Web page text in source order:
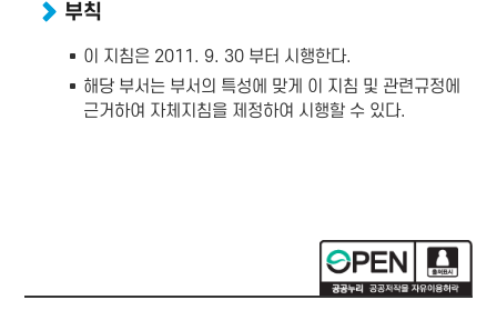
부칙
이 지침은 2011. 9. 30 부터 시행한다.
해당 부서는 부서의 특성에 맞게 이 지침 및 관련규정에
근거하여 자체지침을 제정하여 시행할 수 있다.